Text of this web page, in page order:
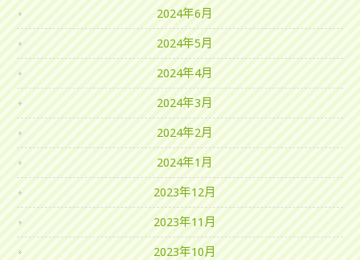
2024年6月
2024年5月
2024年4月
2024年3月
2024年2月
2024年1月
2023年12月
2023年11月
2023年10月